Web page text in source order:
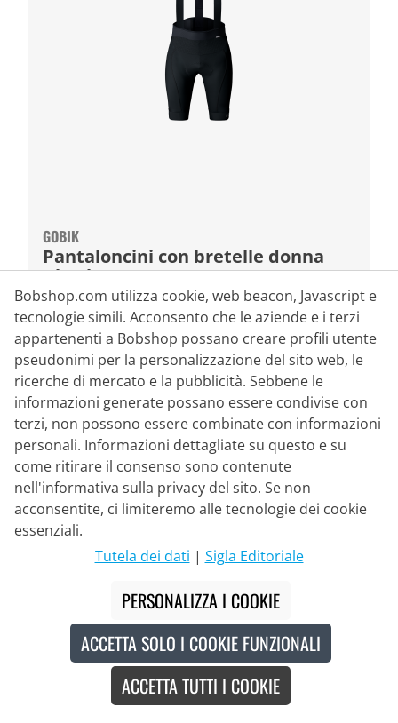
GOBIK
Pantaloncini con bretelle donna
Absolute 7.0
124,95 €
Nuovo
Made in Europe
Bobshop.com utilizza cookie, web beacon, Javascript e
tecnologie simili. Acconsento che le aziende e i terzi
appartenenti a Bobshop possano creare profili utente
pseudonimi per la personalizzazione del sito web, le
ricerche di mercato e la pubblicità. Sebbene le
informazioni generate possano essere condivise con
terzi, non possono essere combinate con informazioni
personali. Informazioni dettagliate su questo e su
come ritirare il consenso sono contenute
nell'informativa sulla privacy del sito. Se non
acconsentite, ci limiteremo alle tecnologie dei cookie
essenziali.
Tutela dei dati | Sigla Editoriale
PERSONALIZZA I COOKIE
ACCETTA SOLO I COOKIE FUNZIONALI
ACCETTA TUTTI I COOKIE